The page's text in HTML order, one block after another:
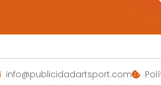
info@publicidadartsport.com